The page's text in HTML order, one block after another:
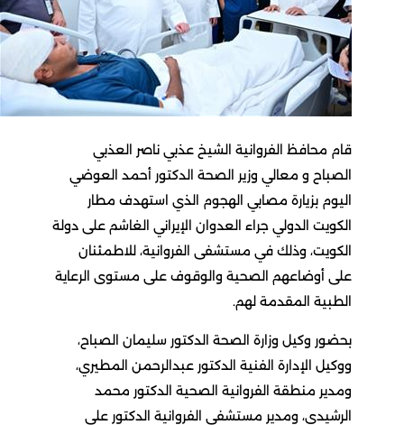
قام محافظ الفروانية الشيخ عذبي ناصر العذبي
الصباح و معالي وزير الصحة الدكتور أحمد العوضي
اليوم بزيارة مصابي الهجوم الذي استهدف مطار
الكويت الدولي جراء العدوان الإيراني الغاشم على دولة
الكويت، وذلك في مستشفى الفروانية، للاطمئنان
على أوضاعهم الصحية والوقوف على مستوى الرعاية
الطبية المقدمة لهم.
بحضور وكيل وزارة الصحة الدكتور سليمان الصباح،
ووكيل الإدارة الفنية الدكتور عبدالرحمن المطيري،
ومدير منطقة الفروانية الصحية الدكتور محمد
الرشيدي، ومدير مستشفى الفروانية الدكتور علي